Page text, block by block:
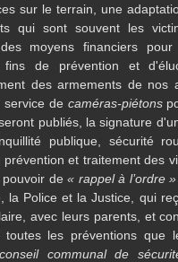
sur le terrain, une
qui sont souvent les
moyens financiers
fins de prévention et
des armements de
de caméras-piétons
publiés, la signature
publique, sécurité
et traitement des
pouvoir de« rappel à l’ordre
la Police et la Justice, qui
avec leurs parents, et
les préventions que
conseil communal de